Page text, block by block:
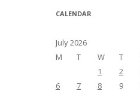
CALENDAR
July 2026
M
T W T
1 2
6
7 8 9